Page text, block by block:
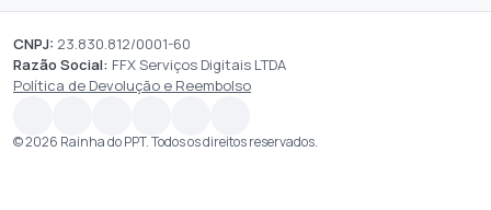
CNPJ: 23.830.812/0001-60
Razão Social: FFX Serviços Digitais LTDA
Política de Devolução e Reembolso
© 2026 Rainha do PPT. Todos os direitos reservados.